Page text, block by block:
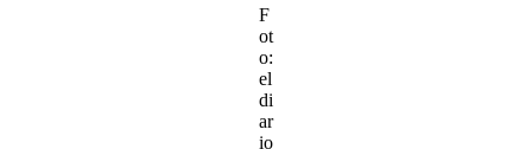
F
ot
o:
el
di
ar
io